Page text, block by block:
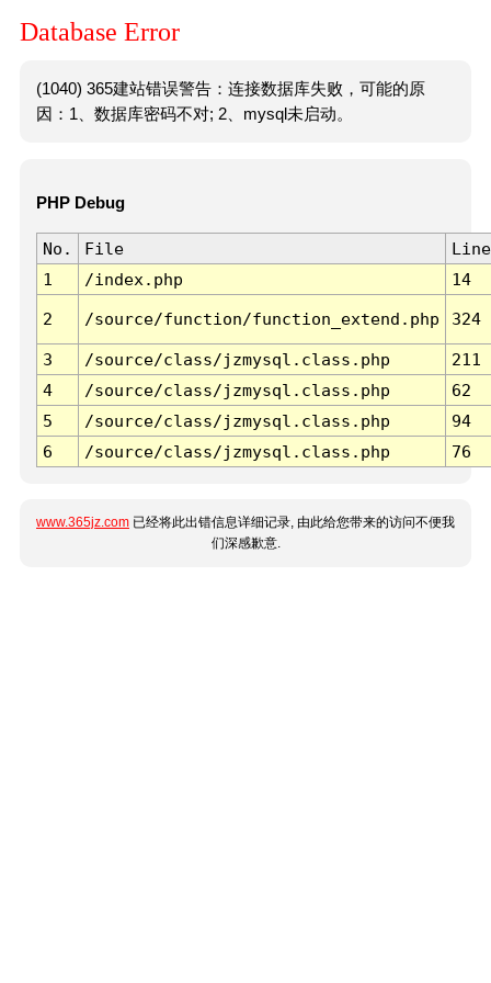
Database Error
(1040) 365建站错误警告：连接数据库失败，可能的原
因：1、数据库密码不对; 2、mysql未启动。
PHP Debug
No. File
Line
1
/index.php 14
2 /source/function/function_extend.php 324
3 /source/class/jzmysql.class.php
211
4
/source/class/jzmysql.class.php
62
5
/source/class/jzmysql.class.php
94
6
/source/class/jzmysql.class.php 76
www.365jz.com 已经将此出错信息详细记录, 由此给您带来的访问不便我
们深感歉意.